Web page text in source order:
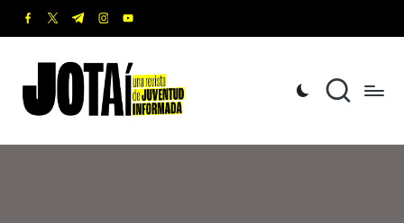
Saltar
contenido
facebook.com
twitter.com
t.me instagram.com
youtube.com
o
t
revista
de
Informada